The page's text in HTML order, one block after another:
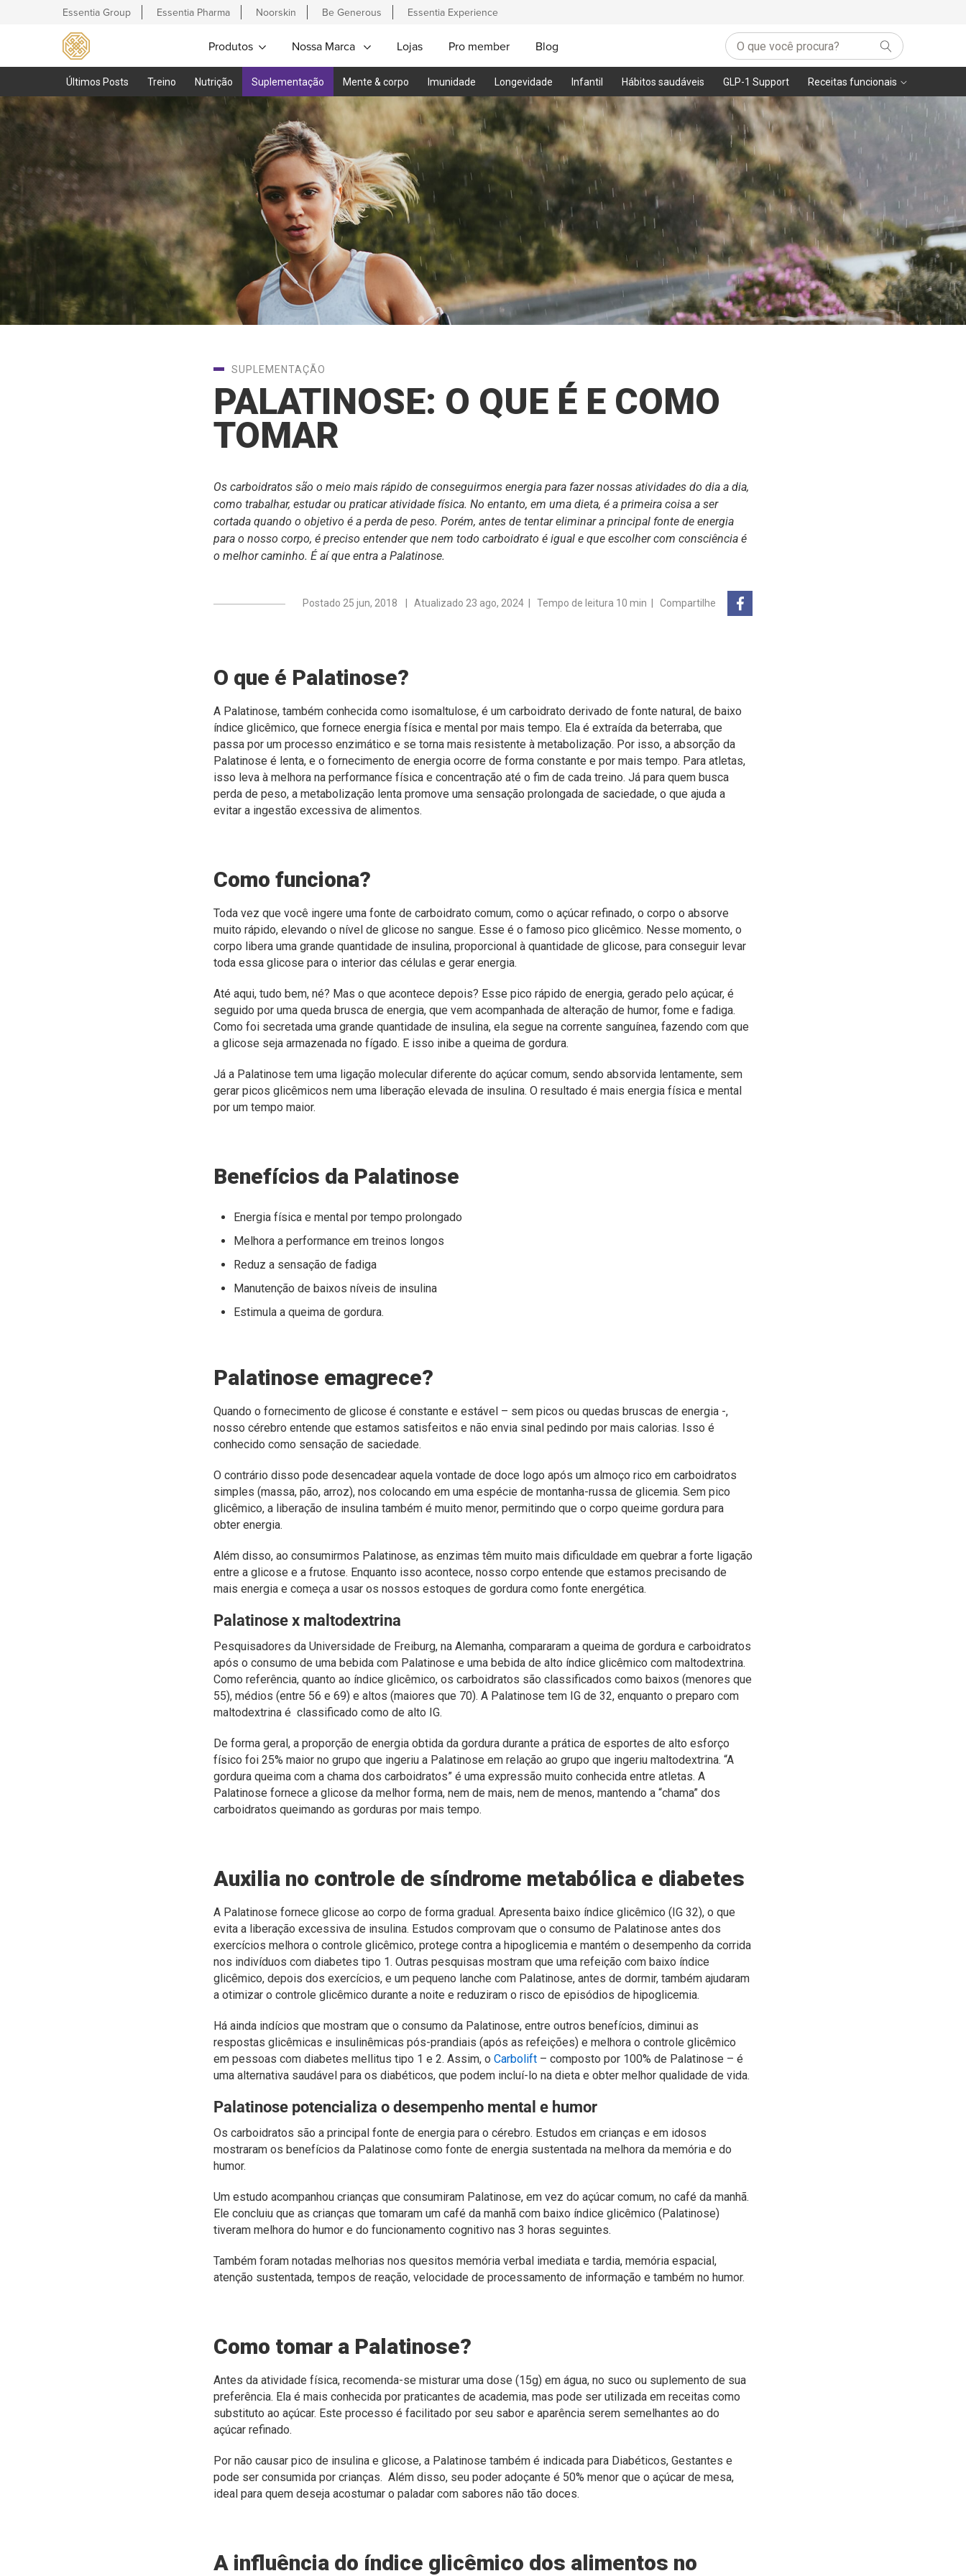
Essentia Group Essentia Pharma Noorskin Be Generous Essentia Experience
Produtos Nossa Marca Lojas Pro member Blog
Últimos Posts Treino Nutrição Suplementação Mente & corpo Imunidade Longevidade Infantil Hábitos saudáveis GLP-1 Support Receitas funcionais
SUPLEMENTAÇÃO
PALATINOSE: O QUE É E COMO
TOMAR
Os carboidratos são o meio mais rápido de conseguirmos energia para fazer nossas atividades do dia a dia,
como trabalhar, estudar ou praticar atividade física. No entanto, em uma dieta, é a primeira coisa a ser
cortada quando o objetivo é a perda de peso. Porém, antes de tentar eliminar a principal fonte de energia
para o nosso corpo, é preciso entender que nem todo carboidrato é igual e que escolher com consciência é
o melhor caminho. É aí que entra a Palatinose.
Postado 25 jun, 2018 | Atualizado 23 ago, 2024 | Tempo de leitura 10 min Compartilhe
O que é Palatinose?
A Palatinose, também conhecida como isomaltulose, é um carboidrato derivado de fonte natural, de baixo
índice glicêmico, que fornece energia física e mental por mais tempo. Ela é extraída da beterraba, que
passa por um processo enzimático e se torna mais resistente à metabolização. Por isso, a absorção da
Palatinose é lenta, e o fornecimento de energia ocorre de forma constante e por mais tempo. Para atletas,
isso leva à melhora na performance física e concentração até o fim de cada treino. Já para quem busca
perda de peso, a metabolização lenta promove uma sensação prolongada de saciedade, o que ajuda a
evitar a ingestão excessiva de alimentos.
Como funciona?
Toda vez que você ingere uma fonte de carboidrato comum, como o açúcar refinado, o corpo o absorve
muito rápido, elevando o nível de glicose no sangue. Esse é o famoso pico glicêmico. Nesse momento, o
corpo libera uma grande quantidade de insulina, proporcional à quantidade de glicose, para conseguir levar
toda essa glicose para o interior das células e gerar energia.
Até aqui, tudo bem, né? Mas o que acontece depois? Esse pico rápido de energia, gerado pelo açúcar, é
seguido por uma queda brusca de energia, que vem acompanhada de alteração de humor, fome e fadiga.
Como foi secretada uma grande quantidade de insulina, ela segue na corrente sanguínea, fazendo com que
a glicose seja armazenada no fígado. E isso inibe a queima de gordura.
Já a Palatinose tem uma ligação molecular diferente do açúcar comum, sendo absorvida lentamente, sem
gerar picos glicêmicos nem uma liberação elevada de insulina. O resultado é mais energia física e mental
por um tempo maior.
Benefícios da Palatinose
Energia física e mental por tempo prolongado
Melhora a performance em treinos longos
Reduz a sensação de fadiga
Manutenção de baixos níveis de insulina
Estimula a queima de gordura.
Palatinose emagrece?
Quando o fornecimento de glicose é constante e estável – sem picos ou quedas bruscas de energia -,
nosso cérebro entende que estamos satisfeitos e não envia sinal pedindo por mais calorias. Isso é
conhecido como sensação de saciedade.
O contrário disso pode desencadear aquela vontade de doce logo após um almoço rico em carboidratos
simples (massa, pão, arroz), nos colocando em uma espécie de montanha-russa de glicemia. Sem pico
glicêmico, a liberação de insulina também é muito menor, permitindo que o corpo queime gordura para
obter energia.
Além disso, ao consumirmos Palatinose, as enzimas têm muito mais dificuldade em quebrar a forte ligação
entre a glicose e a frutose. Enquanto isso acontece, nosso corpo entende que estamos precisando de
mais energia e começa a usar os nossos estoques de gordura como fonte energética.
Palatinose x maltodextrina
Pesquisadores da Universidade de Freiburg, na Alemanha, compararam a queima de gordura e carboidratos
após o consumo de uma bebida com Palatinose e uma bebida de alto índice glicêmico com maltodextrina.
Como referência, quanto ao índice glicêmico, os carboidratos são classificados como baixos (menores que
55), médios (entre 56 e 69) e altos (maiores que 70). A Palatinose tem IG de 32, enquanto o preparo com
maltodextrina é classificado como de alto IG.
De forma geral, a proporção de energia obtida da gordura durante a prática de esportes de alto esforço
físico foi 25% maior no grupo que ingeriu a Palatinose em relação ao grupo que ingeriu maltodextrina. “A
gordura queima com a chama dos carboidratos” é uma expressão muito conhecida entre atletas. A
Palatinose fornece a glicose da melhor forma, nem de mais, nem de menos, mantendo a “chama” dos
carboidratos queimando as gorduras por mais tempo.
Auxilia no controle de síndrome metabólica e diabetes
A Palatinose fornece glicose ao corpo de forma gradual. Apresenta baixo índice glicêmico (IG 32), o que
evita a liberação excessiva de insulina. Estudos comprovam que o consumo de Palatinose antes dos
exercícios melhora o controle glicêmico, protege contra a hipoglicemia e mantém o desempenho da corrida
nos indivíduos com diabetes tipo 1. Outras pesquisas mostram que uma refeição com baixo índice
glicêmico, depois dos exercícios, e um pequeno lanche com Palatinose, antes de dormir, também ajudaram
a otimizar o controle glicêmico durante a noite e reduziram o risco de episódios de hipoglicemia.
Há ainda indícios que mostram que o consumo da Palatinose, entre outros benefícios, diminui as
respostas glicêmicas e insulinêmicas pós-prandiais (após as refeições) e melhora o controle glicêmico
em pessoas com diabetes mellitus tipo 1 e 2. Assim, o Carbolift – composto por 100% de Palatinose – é
uma alternativa saudável para os diabéticos, que podem incluí-lo na dieta e obter melhor qualidade de vida.
Palatinose potencializa o desempenho mental e humor
Os carboidratos são a principal fonte de energia para o cérebro. Estudos em crianças e em idosos
mostraram os benefícios da Palatinose como fonte de energia sustentada na melhora da memória e do
humor.
Um estudo acompanhou crianças que consumiram Palatinose, em vez do açúcar comum, no café da manhã.
Ele concluiu que as crianças que tomaram um café da manhã com baixo índice glicêmico (Palatinose)
tiveram melhora do humor e do funcionamento cognitivo nas 3 horas seguintes.
Também foram notadas melhorias nos quesitos memória verbal imediata e tardia, memória espacial,
atenção sustentada, tempos de reação, velocidade de processamento de informação e também no humor.
Como tomar a Palatinose?
Antes da atividade física, recomenda-se misturar uma dose (15g) em água, no suco ou suplemento de sua
preferência. Ela é mais conhecida por praticantes de academia, mas pode ser utilizada em receitas como
substituto ao açúcar. Este processo é facilitado por seu sabor e aparência serem semelhantes ao do
açúcar refinado.
Por não causar pico de insulina e glicose, a Palatinose também é indicada para Diabéticos, Gestantes e
pode ser consumida por crianças. Além disso, seu poder adoçante é 50% menor que o açúcar de mesa,
ideal para quem deseja acostumar o paladar com sabores não tão doces.
A influência do índice glicêmico dos alimentos no